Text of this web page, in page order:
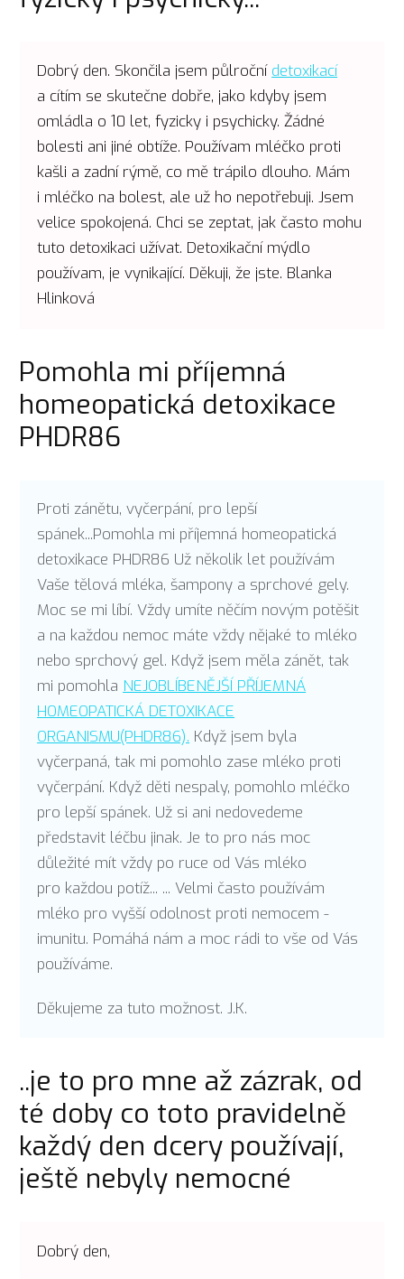
Dobrý den. Skončila jsem půlroční detoxikací
a cítím se skutečne dobře, jako kdyby jsem
omládla o 10 let, fyzicky i psychicky. Žádné
bolesti ani jiné obtíže. Používam mléčko proti
kašli a zadní rýmě, co mě trápilo dlouho. Mám
i mléčko na bolest, ale už ho nepotřebuji. Jsem
velice spokojená. Chci se zeptat, jak často mohu
tuto detoxikaci užívat. Detoxikační mýdlo
používam, je vynikající. Děkuji, že jste. Blanka
Hlinková
Pomohla mi příjemná
homeopatická detoxikace
PHDR86
Proti zánětu, vyčerpání, pro lepší
spánek...Pomohla mi příjemná homeopatická
detoxikace PHDR86 Už několik let používám
Vaše tělová mléka, šampony a sprchové gely.
Moc se mi líbí. Vždy umíte něčím novým potěšit
a na každou nemoc máte vždy nějaké to mléko
nebo sprchový gel. Když jsem měla zánět, tak
mi pomohla NEJOBLÍBENĚJŠÍ PŘÍJEMNÁ
HOMEOPATICKÁ DETOXIKACE
ORGANISMU(PHDR86). Když jsem byla
vyčerpaná, tak mi pomohlo zase mléko proti
vyčerpání. Když děti nespaly, pomohlo mléčko
pro lepší spánek. Už si ani nedovedeme
představit léčbu jinak. Je to pro nás moc
důležité mít vždy po ruce od Vás mléko
pro každou potíž... ... Velmi často používám
mléko pro vyšší odolnost proti nemocem -
imunitu. Pomáhá nám a moc rádi to vše od Vás
používáme.
Děkujeme za tuto možnost. J.K.
..je to pro mne až zázrak, od
té doby co toto pravidelně
každý den dcery používají,
ještě nebyly nemocné
Dobrý den,